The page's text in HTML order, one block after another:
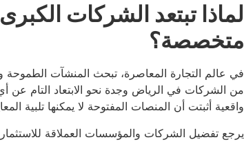
لماذا تبتعد الشركات
متخصصة؟
في عالم التجارة المعاصرة، تبحث المنشآت الطموحة
من الشركات في الرياض وجدة نحو الابتعاد التام عن
واقعية أثبتت أن المنصات المفتوحة لا يمكنها تلبية
يرجع تفضيل الشركات والمؤسسات العملاقة